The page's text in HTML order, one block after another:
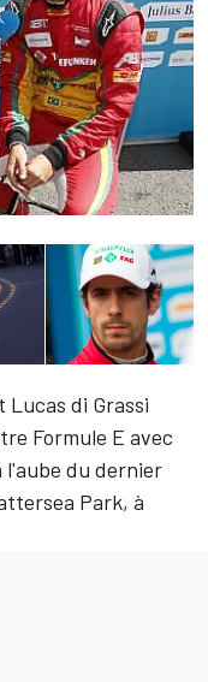
Lucas di Grassi
Formule E avec
l'aube du dernier
Park, à